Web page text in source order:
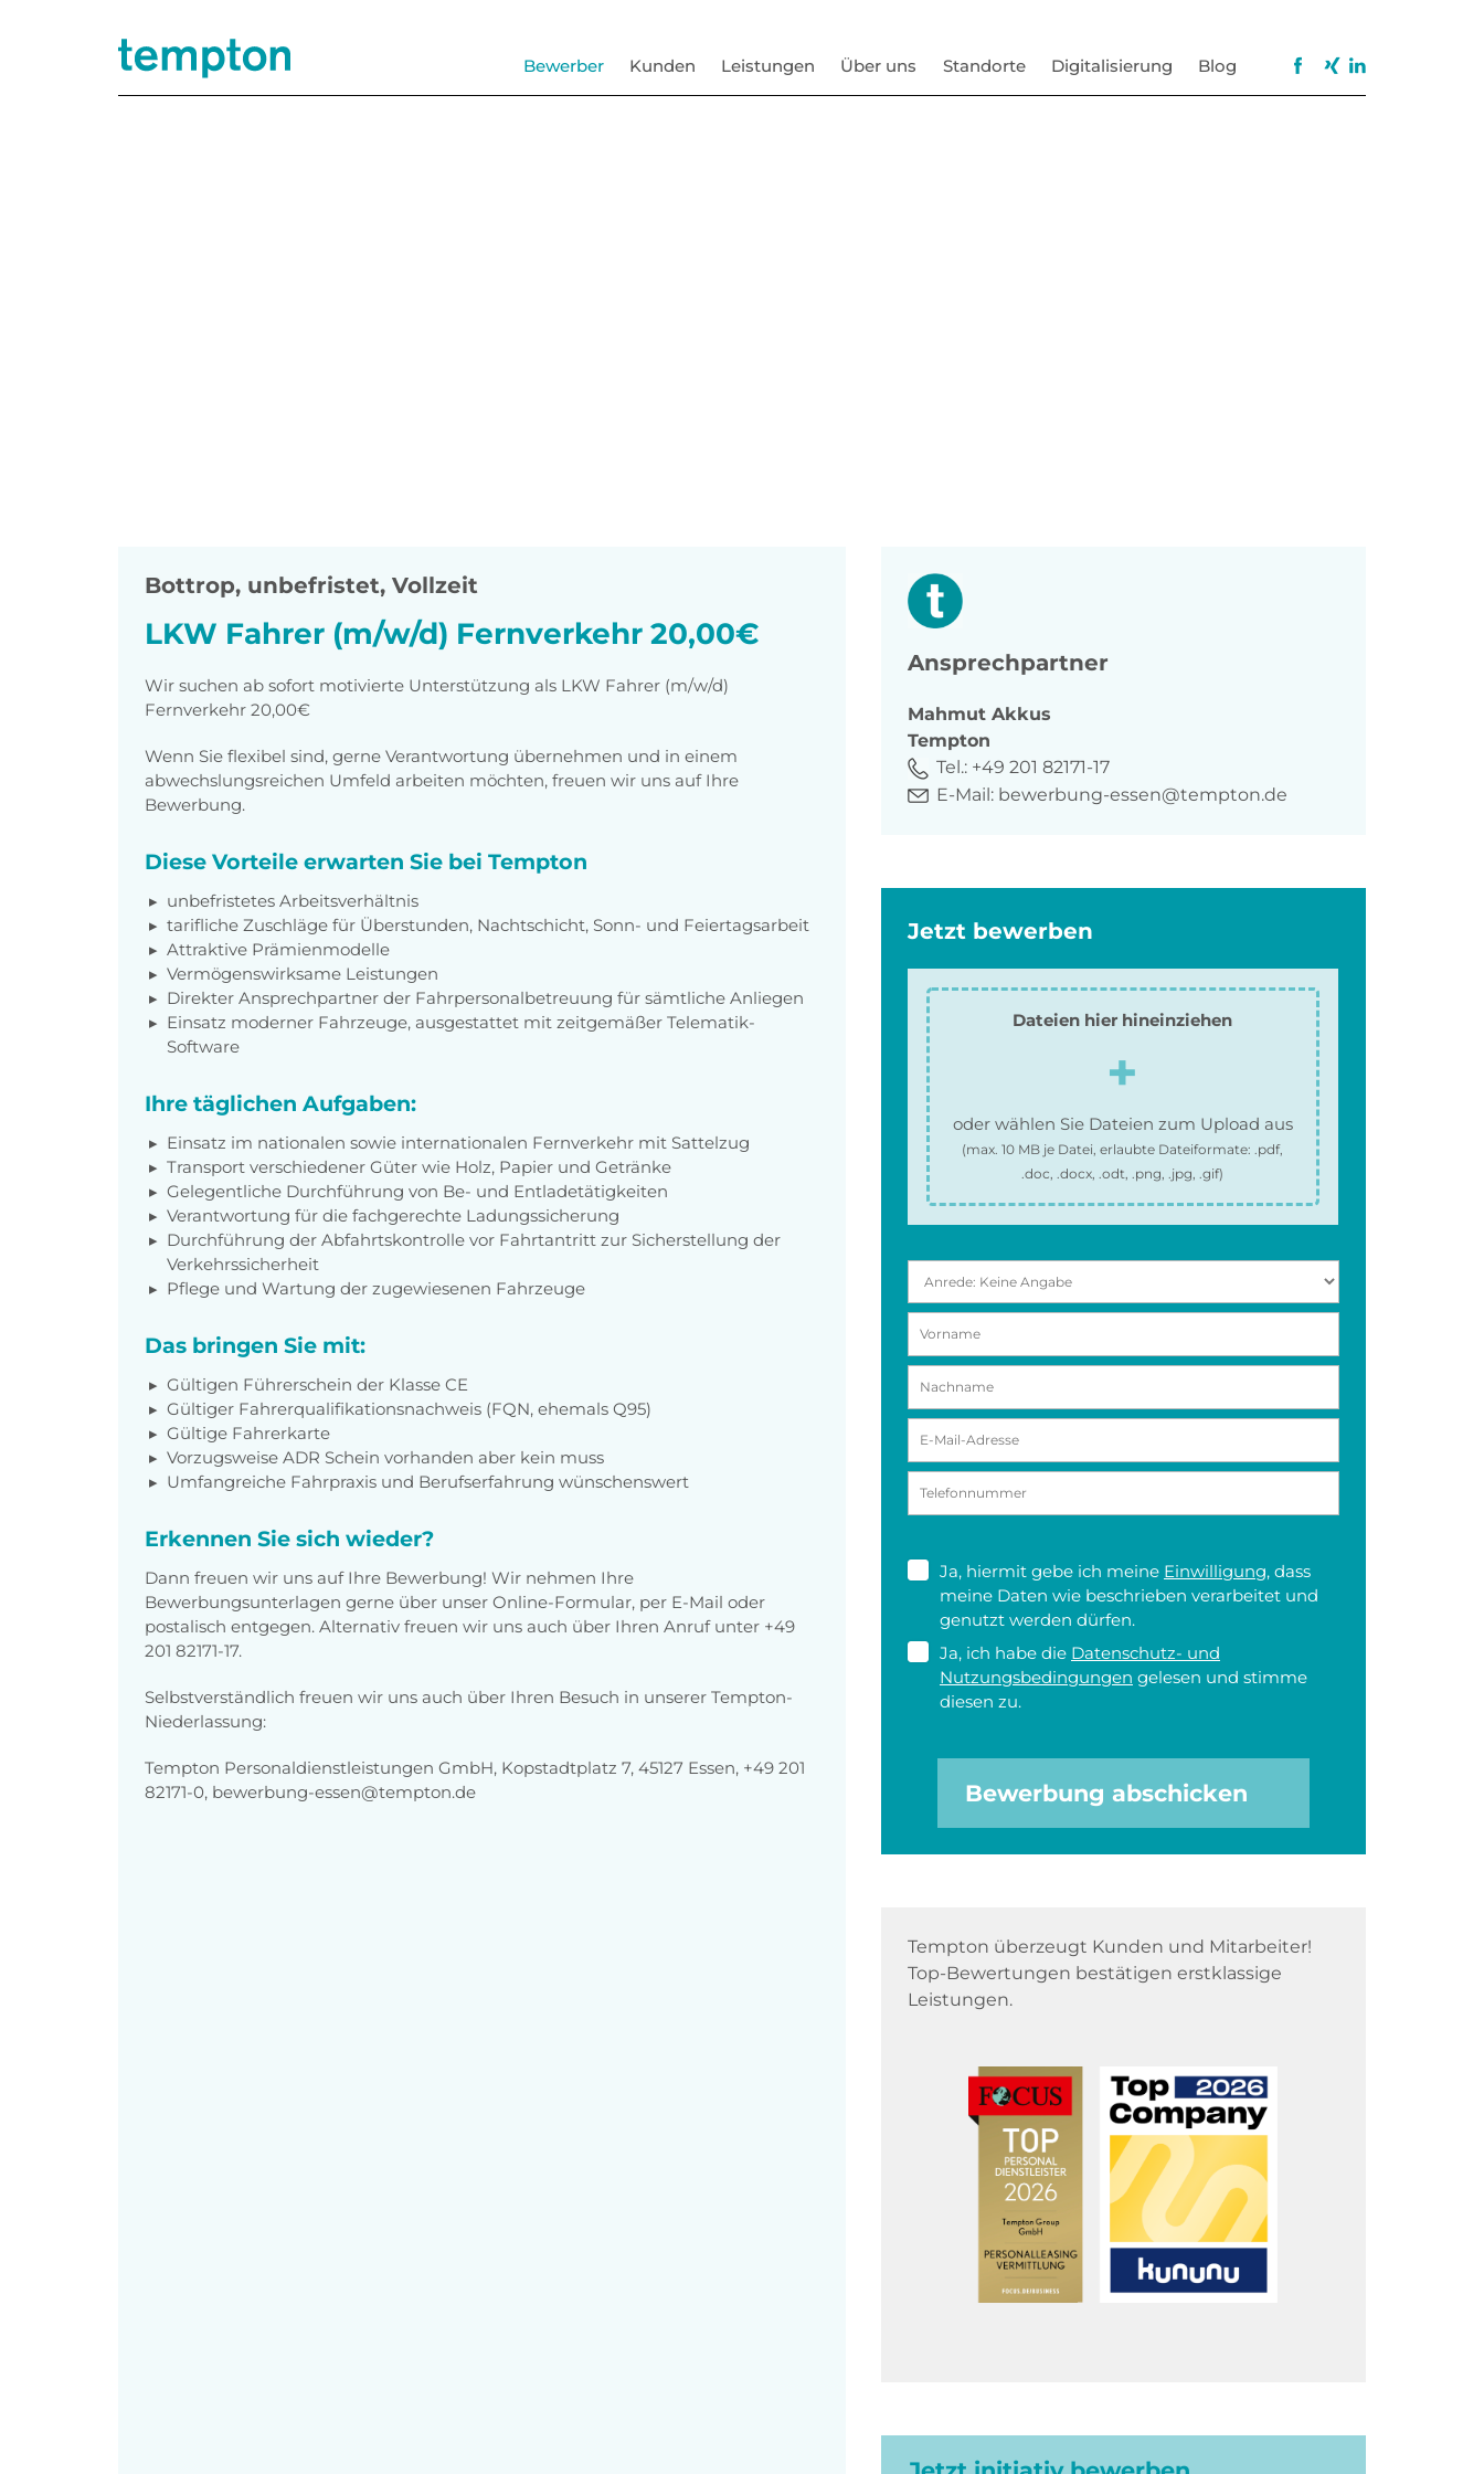
Bewerber Kunden Leistungen Über uns Standorte Digitalisierung Blog
Bottrop, unbefristet, Vollzeit
LKW Fahrer (m/w/d) Fernverkehr 20,00€
Wir suchen ab sofort motivierte Unterstützung als LKW Fahrer (m/w/d)
Fernverkehr 20,00€
Wenn Sie flexibel sind, gerne Verantwortung übernehmen und in einem
abwechslungsreichen Umfeld arbeiten möchten, freuen wir uns auf Ihre
Bewerbung.
Diese Vorteile erwarten Sie bei Tempton
unbefristetes Arbeitsverhältnis
tarifliche Zuschläge für Überstunden, Nachtschicht, Sonn- und Feiertagsarbeit
Attraktive Prämienmodelle
Vermögenswirksame Leistungen
Direkter Ansprechpartner der Fahrpersonalbetreuung für sämtliche Anliegen
Einsatz moderner Fahrzeuge, ausgestattet mit zeitgemäßer Telematik-
Software
Ihre täglichen Aufgaben:
Einsatz im nationalen sowie internationalen Fernverkehr mit Sattelzug
Transport verschiedener Güter wie Holz, Papier und Getränke
Gelegentliche Durchführung von Be- und Entladetätigkeiten
Verantwortung für die fachgerechte Ladungssicherung
Durchführung der Abfahrtskontrolle vor Fahrtantritt zur Sicherstellung der
Verkehrssicherheit
Pflege und Wartung der zugewiesenen Fahrzeuge
Das bringen Sie mit:
Gültigen Führerschein der Klasse CE
Gültiger Fahrerqualifikationsnachweis (FQN, ehemals Q95)
Gültige Fahrerkarte
Vorzugsweise ADR Schein vorhanden aber kein muss
Umfangreiche Fahrpraxis und Berufserfahrung wünschenswert
Erkennen Sie sich wieder?
Dann freuen wir uns auf Ihre Bewerbung! Wir nehmen Ihre
Bewerbungsunterlagen gerne über unser Online-Formular, per E-Mail oder
postalisch entgegen. Alternativ freuen wir uns auch über Ihren Anruf unter +49
201 82171-17.
Selbstverständlich freuen wir uns auch über Ihren Besuch in unserer Tempton-
Niederlassung:
Tempton Personaldienstleistungen GmbH, Kopstadtplatz 7, 45127 Essen, +49 201
82171-0, bewerbung-essen@tempton.de
Ansprechpartner
Mahmut Akkus
Tempton
Tel.: +49 201 82171-17
E-Mail: bewerbung-essen@tempton.de
Jetzt bewerben
Dateien hier hineinziehen
oder wählen Sie Dateien zum Upload aus
(max.10 MB je Datei, erlaubte Dateiformate:.pdf,
.doc, .docx, .odt, .png, .jpg, .gif)
Ja, hiermit gebe ich meine Einwilligung, dass
meine Daten wie beschrieben verarbeitet und
genutzt werden dürfen.
Ja, ich habe die Datenschutz- und
Nutzungsbedingungen gelesen und stimme
diesen zu.
Bewerbung abschicken
Tempton überzeugt Kunden und Mitarbeiter!
Top-Bewertungen bestätigen erstklassige
Leistungen.